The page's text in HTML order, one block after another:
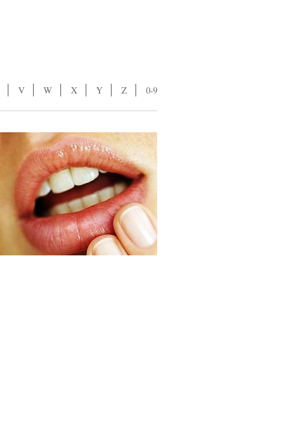
V W X Y Z 0-9